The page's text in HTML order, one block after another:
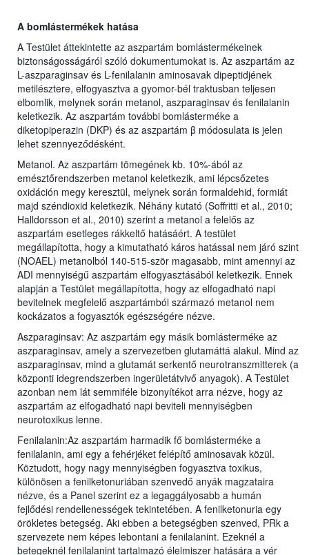
A bomlástermékek hatása
A Testület áttekintette az aszpartám bomlástermékeinek
biztonságosságáról szóló dokumentumokat is. Az aszpartám az
L-aszparaginsav és L-fenilalanin aminosavak dipeptidjének
metilésztere, elfogyasztva a gyomor-bél traktusban teljesen
elbomlik, melynek során metanol, aszparaginsav és fenilalanin
keletkezik. Az aszpartám további bomlásterméke a
diketopiperazin (DKP) és az aszpartám β módosulata is jelen
lehet szennyeződésként.
Metanol. Az aszpartám tömegének kb. 10%-ából az
emésztőrendszerben metanol keletkezik, ami lépcsőzetes
oxidáción megy keresztül, melynek során formaldehid, formiát
majd széndioxid keletkezik. Néhány kutató (Soffritti et al., 2010;
Halldorsson et al., 2010) szerint a metanol a felelős az
aszpartám esetleges rákkeltő hatásáért. A testület
megállapította, hogy a kimutatható káros hatással nem járó szint
(NOAEL) metanolból 140-515-ször magasabb, mint amennyi az
ADI mennyiségű aszpartám elfogyasztásából keletkezik. Ennek
alapján a Testület megállapította, hogy az elfogadható napi
bevitelnek megfelelő aszpartámból származó metanol nem
kockázatos a fogyasztók egészségére nézve.
Aszparaginsav: Az aszpartám egy másik bomlásterméke az
aszparaginsav, amely a szervezetben glutamáttá alakul. Mind az
aszparaginsav, mind a glutamát serkentő neurotranszmitterek (a
központi idegrendszerben ingerületátvivő anyagok). A Testület
azonban nem lát semmiféle bizonyítékot arra nézve, hogy az
aszpartám az elfogadható napi beviteli mennyiségben
neurotoxikus lenne.
Fenilalanin:Az aszpartám harmadik fő bomlásterméke a
fenilalanin, ami egy a fehérjéket felépítő aminosavak közül.
Köztudott, hogy nagy mennyiségben fogyasztva toxikus,
különösen a fenilketonuriában szenvedő anyák magzataira
nézve, és a Panel szerint ez a legaggályosabb a humán
fejlődési rendellenességek tekintetében. A fenilketonuria egy
örökletes betegség. Aki ebben a betegségben szenved, PRk a
szervezete nem képes lebontani a fenilalanint. Ezeknél a
betegeknél fenilalanint tartalmazó élelmiszer hatására a vér